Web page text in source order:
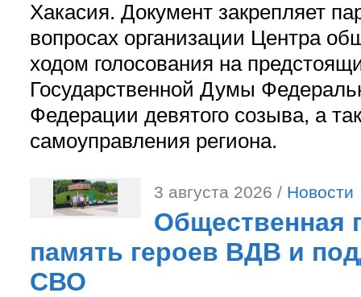
Хакасия. Документ закрепляет
вопросах организации Центра
ходом голосования на
Государственной Думы
Федерации девятого созыва, а
самоуправления региона.
3 августа 2026 / Новости
Общественная
память героев ВДВ и
СВО